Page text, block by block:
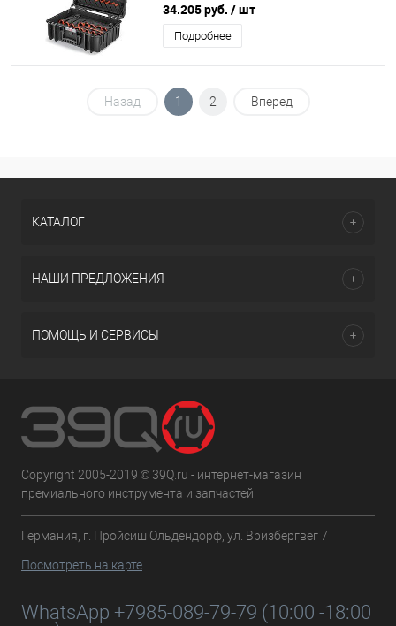
34.205 руб. / шт
Подробнее
Назад 1 2 Вперед
КАТАЛОГ
НАШИ ПРЕДЛОЖЕНИЯ
ПОМОЩЬ И СЕРВИСЫ
Copyright 2005-2019 © 39Q.ru - интернет-магазин
премиального инструмента и запчастей
Германия, г. Пройсиш Ольдендорф, ул. Вризбергвег 7
Посмотреть на карте
WhatsApp +7985-089-79-79 (10:00 -18:00